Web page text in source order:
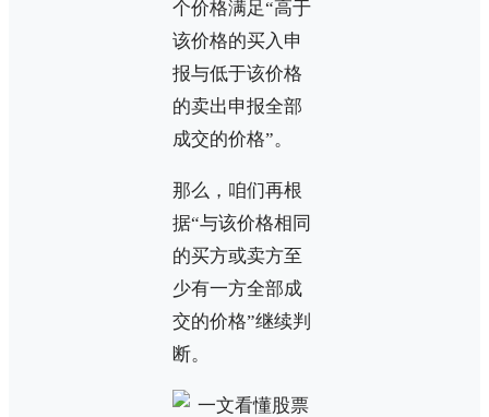
个价格满足“高于
该价格的买入申
报与低于该价格
的卖出申报全部
成交的价格”。
那么，咱们再根
据“与该价格相同
的买方或卖方至
少有一方全部成
交的价格”继续判
断。